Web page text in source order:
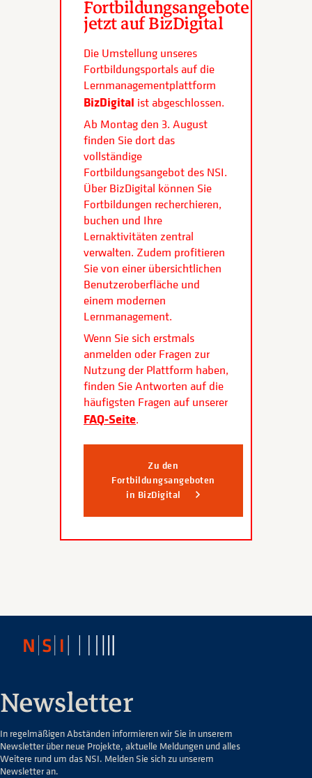
Fortbildungsangebote
jetzt auf BizDigital
Die Umstellung unseres
Fortbildungsportals auf die
Lernmanagementplattform
BizDigital ist abgeschlossen.
Ab Montag den 3. August
finden Sie dort das
vollständige
Fortbildungsangebot des NSI.
Über BizDigital können Sie
Fortbildungen recherchieren,
buchen und Ihre
Lernaktivitäten zentral
verwalten. Zudem profitieren
Sie von einer übersichtlichen
Benutzeroberfläche und
einem modernen
Lernmanagement.
Wenn Sie sich erstmals
anmelden oder Fragen zur
Nutzung der Plattform haben,
finden Sie Antworten auf die
häufigsten Fragen auf unserer
FAQ-Seite.
Zu den
Fortbildungsangeboten
in BizDigital
Newsletter
In regelmäßigen Abständen informieren wir Sie in unserem
Newsletter über neue Projekte, aktuelle Meldungen und alles
Weitere rund um das NSI. Melden Sie sich zu unserem
Newsletter an.